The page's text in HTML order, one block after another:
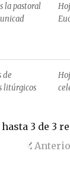
la pastoral
de
litúrgicos
3 de 3